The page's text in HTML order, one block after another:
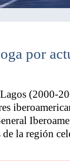
por
(2000-
la región